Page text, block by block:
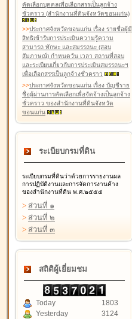
คัดเลือกบุคคลเพื่อเลือกสรรเป็นลูกจ้าง
ชั่วคราว (สำนักงานที่ดินจังหวัดขอนแก่น)
>>ประกาศจังหวัดขอนแก่น เรื่อง รายชื่อผู้มี
สิทธิเข้ารับการประเมินความรู้ความ
สามารถ ทักษะ และสมรรถนะ (สอบ
สัมภาษณ์) กำหนดวัน เวลา สถานที่สอบ
และระเบียบเกี่ยวกับการประเมินสมรรถนะฯ
เพื่อเลือกสรรเป็นลูกจ้างชั่วคราว
>>ประกาศจังหวัดขอนแก่น เรื่อง บัญชีราย
ชื่อผู้ผ่านการคัดเลือกเพื่อจัดจ้างเป็นลูกจ้าง
ชั่วคราว ของสำนักงานที่ดินจังหวัด
ขอนแก่น
ระเบียบกรมที่ดิน
ระเบียบกรมที่ดินว่าด้วยการรายงานผล
การปฏิบัติงานและการจัดการงานค้าง
ของสำนักงานที่ดิน พ.ศ.๒๕๕๕
> ส่วนที่ ๑
> ส่วนที่ ๒
> ส่วนที่ ๓
สถิติผู้เยี่ยมชม
Today
1803
Yesterday
3124